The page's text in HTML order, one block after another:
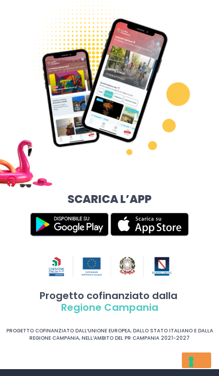
SCARICA L’APP
Progetto cofinanziato dalla
Regione Campania
PROGETTO COFINANZIATO DALL’UNIONE EUROPEA, DALLO STATO ITALIANO E DALLA
REGIONE CAMPANIA, NELL’AMBITO DEL PR CAMPANIA 2021-2027